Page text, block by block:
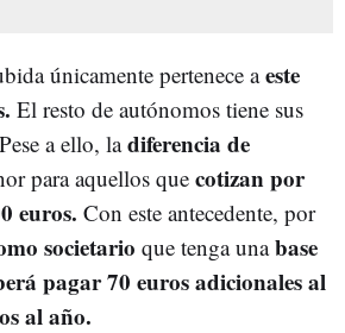
únicamente pertenece aeste
El resto de autónomos tiene sus
a ello, ladiferencia de
para aquellos que cotizan por
euros. Con este antecedente, por
societario que tenga unabase
pagar 70 euros adicionales al
al año.